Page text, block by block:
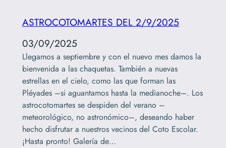
ASTROCOTOMARTES DEL 2/9/2025
03/09/2025
Llegamos a septiembre y con el nuevo mes damos la
bienvenida a las chaquetas. También a nuevas
estrellas en el cielo, como las que forman las
Pléyades –si aguantamos hasta la medianoche–. Los
astrocotomartes se despiden del verano –
meteorológico, no astronómico–, deseando haber
hecho disfrutar a nuestros vecinos del Coto Escolar.
¡Hasta pronto! Galería de…